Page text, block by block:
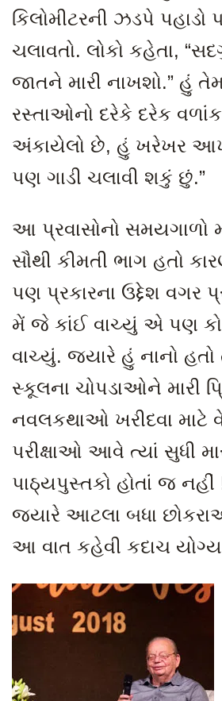
કિલોમીટરની ઝડપે પહાડો
ચલાવતો. લોકો કહેતા,
જાતને મારી નાખશો.” હું
રસ્તાઓનો દરેકે દરેક
અંકાયેલો છે, હું ખરેખર
પણ ગાડી ચલાવી શકું છું.”
આ પ્રવાસોનો સમયગાળો
સૌથી કીમતી ભાગ હતો
પણ પ્રકારના ઉદ્દેશ વગર
મેં જે કાંઈ વાચ્યું એ પણ
વાચ્યું. જ્યારે હું નાનો હતો
સ્કૂલના ચોપડાઓને મારી
નવલકથાઓ ખરીદવા માટે
પરીક્ષાઓ આવે ત્યાં સુધી
પાઠ્યપુસ્તકો હોતાં જ
જ્યારે આટલા બધા
આ વાત કહેવી કદાચ